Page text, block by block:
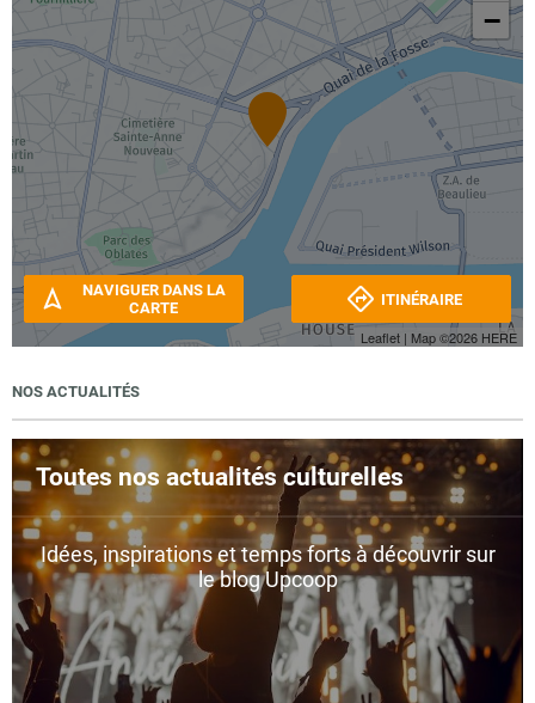
−
Leaflet | Map ©2026 HERE
NAVIGUER DANS LA
CARTE
ITINÉRAIRE
NOS ACTUALITÉS
Toutes nos actualités culturelles
Idées, inspirations et temps forts à découvrir sur
le blog Upcoop